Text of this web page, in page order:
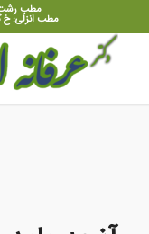
مطب رشت: خ
مطب انزلی: خ